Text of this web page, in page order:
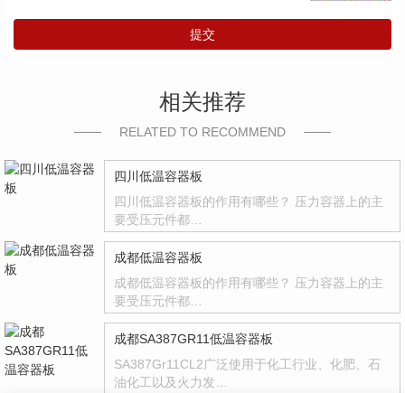
提交
相关推荐
RELATED TO RECOMMEND
四川低温容器板
四川低温容器板的作用有哪些？ 压力容器上的主
要受压元件都…
成都低温容器板
成都低温容器板的作用有哪些？ 压力容器上的主
要受压元件都…
成都SA387GR11低温容器板
SA387Gr11CL2广泛使用于化工行业、化肥、石
油化工以及火力发…